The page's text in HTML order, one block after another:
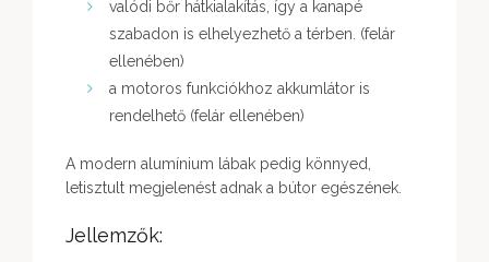
valódi bőr hátkialakítás, így a kanapé
szabadon is elhelyezhető a térben. (felár
ellenében)
a motoros funkciókhoz akkumlátor is
rendelhető (felár ellenében)
A modern alumínium lábak pedig könnyed,
letisztult megjelenést adnak a bútor egészének.
Jellemzők: